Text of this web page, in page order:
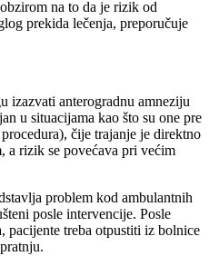
na to da je rizik od
prekida lečenja, preporučuje
izazvati anterogradnu amneziju
u situacijama kao što su one pre
čije trajanje je direktno
a rizik se povećava pri većim
problem kod ambulantnih
posle intervencije. Posle
pacijente treba otpustiti iz bolnice